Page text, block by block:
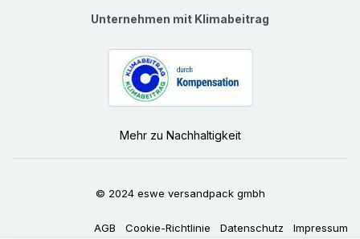
Unternehmen mit Klimabeitrag
Mehr zu Nachhaltigkeit
© 2024 eswe versandpack gmbh
AGB Cookie-Richtlinie Datenschutz Impressum